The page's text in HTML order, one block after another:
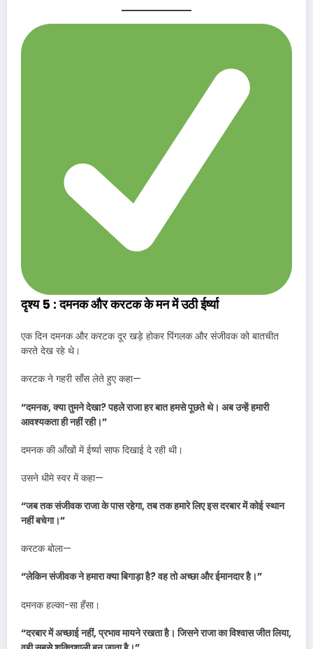
दृश्य 5 : दमनक और करटक के मन में उठी ईर्ष्या
एक दिन दमनक और करटक दूर खड़े होकर पिंगलक और संजीवक को बातचीत
करते देख रहे थे।
करटक ने गहरी साँस लेते हुए कहा—
“दमनक, क्या तुमने देखा? पहले राजा हर बात हमसे पूछते थे। अब उन्हें हमारी
आवश्यकता ही नहीं रही।”
दमनक की आँखों में ईर्ष्या साफ दिखाई दे रही थी।
उसने धीमे स्वर में कहा—
“जब तक संजीवक राजा के पास रहेगा, तब तक हमारे लिए इस दरबार में कोई स्थान
नहीं बचेगा।”
करटक बोला—
“लेकिन संजीवक ने हमारा क्या बिगाड़ा है? वह तो अच्छा और ईमानदार है।”
दमनक हल्का-सा हँसा।
“दरबार में अच्छाई नहीं, प्रभाव मायने रखता है। जिसने राजा का विश्वास जीत लिया,